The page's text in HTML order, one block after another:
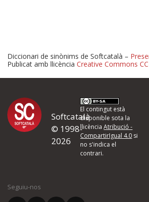
Proposeu-nos
d'errors
Si heu trobat un error o voleu proposar
quina és la millora que proposeu o l'error
Diccionari de sinònims de Softcatalà –
Publicat amb llicència Creative Commons
Softcatalà
© 1998-
2026
El contingut està
disponible sota la
llicènciaAtribució -
CompartirIgual 4.0 si
no s'indica el
contrari.
Seguiu-nos